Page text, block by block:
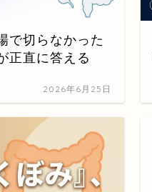
で切らなかった
正直に答える
2026年6月25日